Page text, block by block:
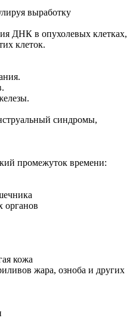
выработку
ДНК в опухолевых клетках,
клеток.
синдромы,
промежуток времени:
органов
кожа
жара, озноба и других